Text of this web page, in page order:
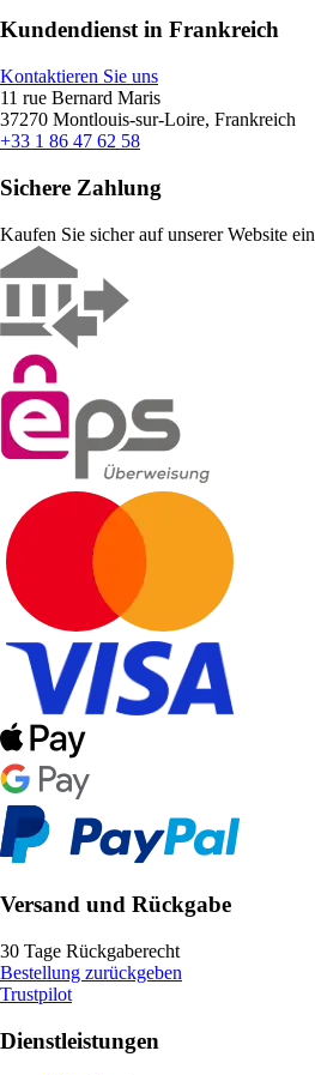
Kundendienst in Frankreich
Kontaktieren Sie uns
11 rue Bernard Maris
37270 Montlouis-sur-Loire, Frankreich
+33 1 86 47 62 58
Sichere Zahlung
Kaufen Sie sicher auf unserer Website ein
Versand und Rückgabe
30 Tage Rückgaberecht
Bestellung zurückgeben
Trustpilot
Dienstleistungen